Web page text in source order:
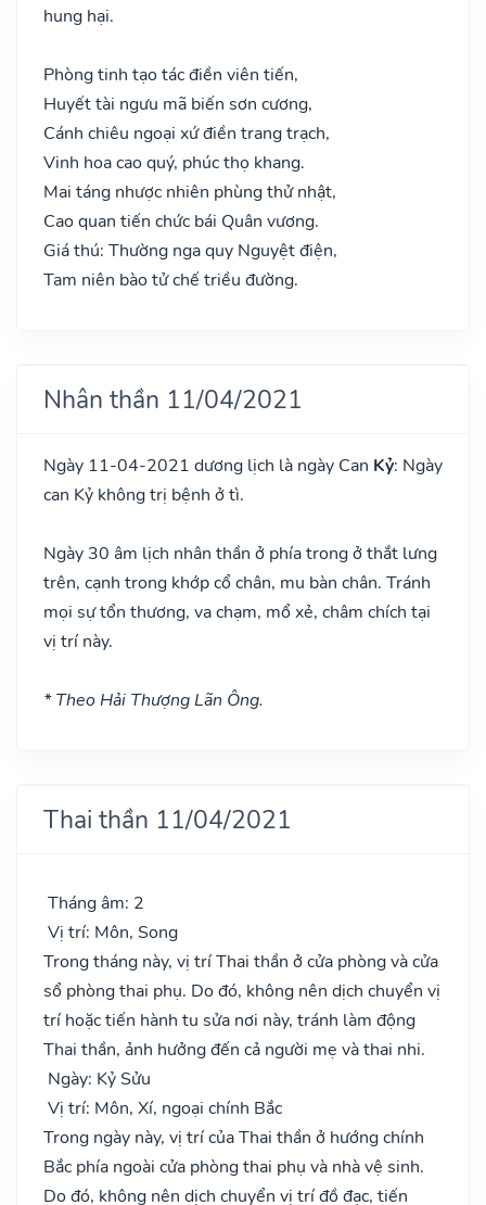
hung hại.
Phòng tinh tạo tác điền viên tiến,
Huyết tài ngưu mã biến sơn cương,
Cánh chiêu ngoại xứ điền trang trạch,
Vinh hoa cao quý, phúc thọ khang.
Mai táng nhược nhiên phùng thử nhật,
Cao quan tiến chức bái Quân vương.
Giá thú: Thường nga quy Nguyệt điện,
Tam niên bào tử chế triều đường.
Nhân thần 11/04/2021
Ngày 11-04-2021 dương lịch là ngày Can Kỷ: Ngày
can Kỷ không trị bệnh ở tì.
Ngày 30 âm lịch nhân thần ở phía trong ở thắt lưng
trên, cạnh trong khớp cổ chân, mu bàn chân. Tránh
mọi sự tổn thương, va chạm, mổ xẻ, châm chích tại
vị trí này.
* Theo Hải Thượng Lãn Ông.
Thai thần 11/04/2021
Tháng âm: 2
Vị trí: Môn, Song
Trong tháng này, vị trí Thai thần ở cửa phòng và cửa
sổ phòng thai phụ. Do đó, không nên dịch chuyển vị
trí hoặc tiến hành tu sửa nơi này, tránh làm động
Thai thần, ảnh hưởng đến cả người mẹ và thai nhi.
Ngày: Kỷ Sửu
Vị trí: Môn, Xí, ngoại chính Bắc
Trong ngày này, vị trí của Thai thần ở hướng chính
Bắc phía ngoài cửa phòng thai phụ và nhà vệ sinh.
Do đó, không nên dịch chuyển vị trí đồ đạc, tiến